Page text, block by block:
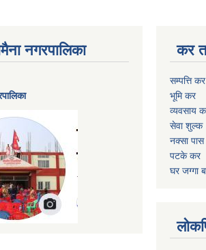
नगरपालिका कर
सम्पत्ति कर
भूमि कर
व्यवसाय
सेवा शुल्क
नक्सा
पटके कर
घर जग्गा